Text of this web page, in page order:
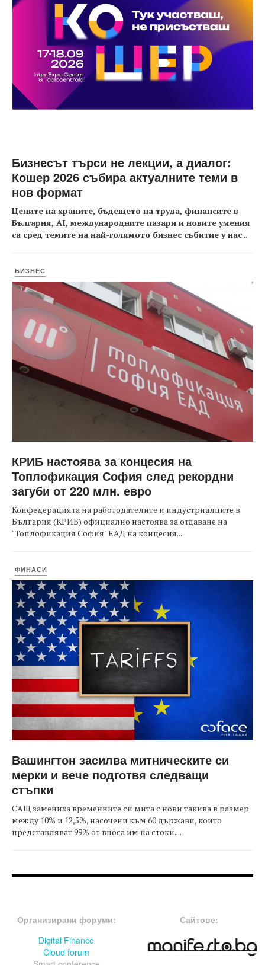
Бизнесът търси не лекции, а диалог:
Кошер 2026 събира актуалните теми в
нов формат
Цените на храните, бъдещето на труда, финансите в
България, AI, международните пазари и новите умения
са сред темите на най-голямото бизнес събитие у нас...
БИЗНЕС
КРИБ настоява за концесия на
Топлофикация София след рекордни
загуби от 220 млн. евро
Конфедерацията на работодателите и индустриалците в
България (КРИБ) официално настоява за отдаване на
"Топлофикация София" ЕАД на концесия....
ФИНАСИ
Вашингтон засилва митническите си
мерки и вече подготвя следващи
стъпки
САЩ замениха временните си мита с нови такива в размер
между 10% и 12,5%, насочени към 60 държави, които
представляват 99% от вноса им на стоки....
Организирани форуми:
Digital Finance
Cloud forum
Сайтове: